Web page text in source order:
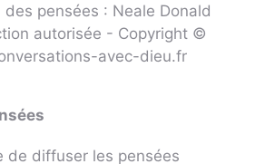
pensées : Neale Donald
autorisée - Copyright ©
avec-dieu.fr
de diffuser les pensées